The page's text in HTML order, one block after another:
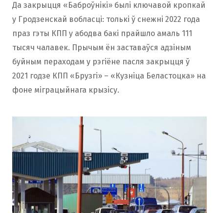
Да закрыцця «Баброўнікі» былі ключавой кропкай
у Гродзенскай вобласці: толькі ў снежні 2022 года
праз гэты КПП у абодва бакі прайшло амаль 111
тысяч чалавек. Прычым ён заставаўся адзіным
буйным пераходам у рэгіёне пасля закрыцця ў
2021 годзе КПП «Брузгі» – «Кузніца Беластоцка» на
фоне міграцыйнага крызісу.